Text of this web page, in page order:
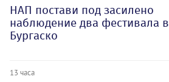
НАП постави под засилено
наблюдение два фестивала в
Бургаско
13 часа